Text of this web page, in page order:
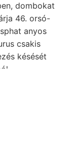
dombokat
anyos
csakis
késését